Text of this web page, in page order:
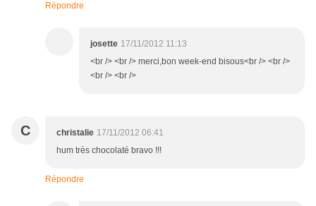
Répondre
josette 17/11/2012 11:13
<br /> <br /> merci,bon week-end bisous<br /> <br />
<br /> <br />
C christalie 17/11/2012 06:41
hum très chocolaté bravo !!!
Répondre